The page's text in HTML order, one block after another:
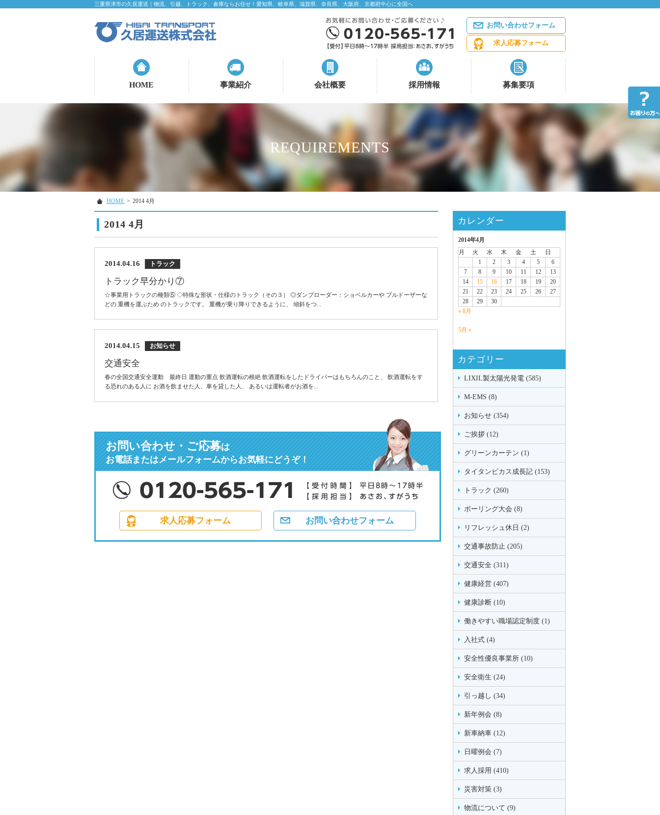
三重県津市の久居運送｜物流、引越、トラック、倉庫ならお任せ！愛知県、岐阜県、滋賀県、奈良県、大阪府、京都府中心に全国へ
お問い合わせフォーム
求人応募フォーム
HOME 事業紹介 会社概要 採用情報 募集要項
REQUIREMENTS
HOME > 2014 4月
2014 4月
2014.04.16 トラック
トラック早分かり⑦
☆事業用トラックの種類⑤ ◇特殊な形状・仕様のトラック（その３） ◎ダンプローダー：ショベルカーや ブルドーザーな
どの 重機を運ぶため のトラックです。 重機が乗り降りできるように、 傾斜をつ...
2014.04.15 お知らせ
交通安全
春の全国交通安全運動 最終日 運動の重点 飲酒運転の根絶 飲酒運転をしたドライバーはもちろんのこと、 飲酒運転をす
る恐れのある人に お酒を飲ませた人、車を貸した人、 あるいは運転者がお酒を...
お問い合わせ・ご応募は
お電話またはメールフォームからお気軽にどうぞ！
求人応募フォーム お問い合わせフォーム
カレンダー
2014年4月
月
火 水 木 金 土
日
1
2 3 4 5
6
7
8 9 10 11 12
13
14
15 16 17 18 19
20
21
22 23 24 25 26
27
28
29
30
« 8月
5月 »
カテゴリー
LIXIL製太陽光発電 (585)
M-EMS (8)
お知らせ (354)
ご挨拶 (12)
グリーンカーテン (1)
タイタンビカス成長記 (153)
トラック (260)
ボーリング大会 (8)
リフレッシュ休日 (2)
交通事故防止 (205)
交通安全 (311)
健康経営 (407)
健康診断 (10)
働きやすい職場認定制度 (1)
入社式 (4)
安全性優良事業所 (10)
安全衛生 (24)
引っ越し (34)
新年例会 (8)
新車納車 (12)
日曜例会 (7)
求人採用 (410)
災害対策 (3)
物流について (9)